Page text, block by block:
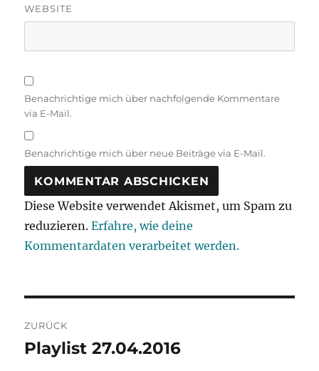
WEBSITE
Benachrichtige mich über nachfolgende Kommentare
via E-Mail.
Benachrichtige mich über neue Beiträge via E-Mail.
Diese Website verwendet Akismet, um Spam zu
reduzieren.Erfahre, wie deine
Kommentardaten verarbeitet werden.
ZURÜCK
Vorheriger
Playlist 27.04.2016